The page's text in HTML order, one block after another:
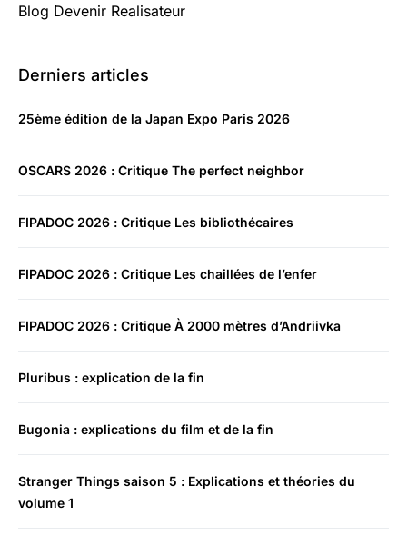
Blog Devenir Realisateur
Derniers articles
25ème édition de la Japan Expo Paris 2026
OSCARS 2026 : Critique The perfect neighbor
FIPADOC 2026 : Critique Les bibliothécaires
FIPADOC 2026 : Critique Les chaillées de l’enfer
FIPADOC 2026 : Critique À 2000 mètres d’Andriivka
Pluribus : explication de la fin
Bugonia : explications du film et de la fin
Stranger Things saison 5 : Explications et théories du
volume 1